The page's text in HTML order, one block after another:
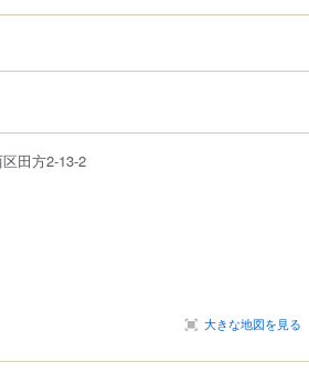
田方2-13-2
大きな地図を見る